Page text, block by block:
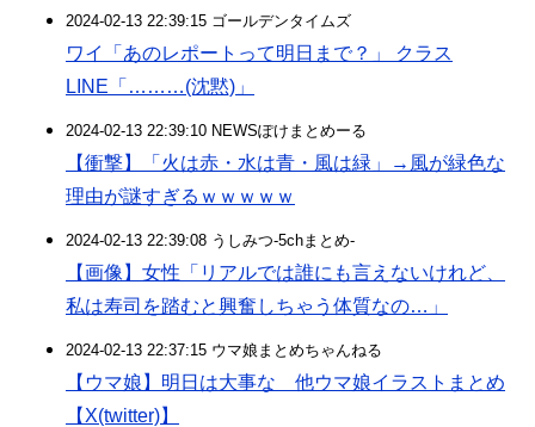
2024-02-13 22:39:15 ゴールデンタイムズ
ワイ「あのレポートって明日まで？」 クラス
LINE「………(沈黙)」
2024-02-13 22:39:10 NEWSぽけまとめーる
【衝撃】「火は赤・水は青・風は緑」→風が緑色な
理由が謎すぎるｗｗｗｗｗ
2024-02-13 22:39:08 うしみつ-5chまとめ-
【画像】女性「リアルでは誰にも言えないけれど、
私は寿司を踏むと興奮しちゃう体質なの…」
2024-02-13 22:37:15 ウマ娘まとめちゃんねる
【ウマ娘】明日は大事な 他ウマ娘イラストまとめ
【X(twitter)】